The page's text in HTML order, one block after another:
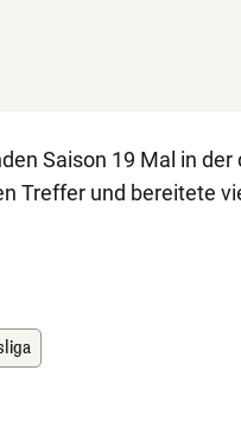
Saison 19 Mal in
Treffer und bereitete